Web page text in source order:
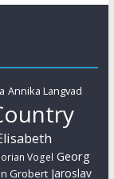
Annika Langvad
Vogel Georg
Grobert Jaroslav